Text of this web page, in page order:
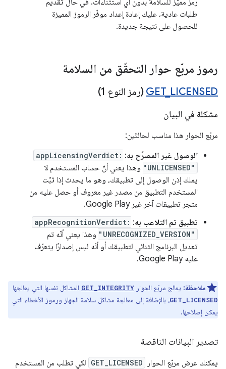
رمز مميّز للسلامة بدون أي استثناءات. في حال تقديم
طلبات عادية، عليك إعادة إعداد موفّر الرموز المميزة
للحصول على نتيجة جديدة.
رموز مربّع حوار التحقّق من السلامة
GET_ LICENSED (رمز النوع 1)
مشكلة في البيان
مربّع الحوار هذا مناسب لحالتَين:
الوصول غير المصرَّح به:
appLicensingVerdict:
"UNLICENSED" وهذا يعني أنّ حساب المستخدم لا
يملك إذن الوصول إلى تطبيقك، وهو ما يحدث إذا ثبَّت
المستخدم التطبيق من مصدر غير معروف أو حصل عليه من
متجر تطبيقات آخر غير Google Play.
تطبيق تم التلاعب به:
appRecognitionVerdict:
"UNRECOGNIZED_VERSION" وهذا يعني أنّه تم
تعديل البرنامج الثنائي لتطبيقك أو أنّه ليس إصدارًا يتعرّف
عليه Google Play.
ملاحظة: يعالج مربّع الحوار GET_INTEGRITY المشاكل نفسها التي يعالجها
GET_LICENSED، بالإضافة إلى معالجة مشاكل سلامة الجهاز ورموز الأخطاء التي
يمكن إصلاحها.
تصدير البيانات الناقصة
يمكنك عرض مربّع الحوار GET_LICENSED لكي تطلب من المستخدم